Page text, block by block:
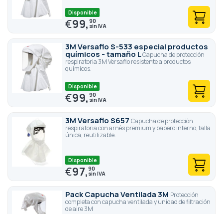
Disponible
€99,90
3M Versaflo S-533 especial productos
químicos - tamaño LCapucha de protección
respiratoria 3M Versaflo resistente a productos
químicos.
Disponible
€99,90
3M Versaflo S657 Capucha de protección
respiratoria con arnés premium y babero interno, talla
única, reutilizable.
Disponible
€97,90
Pack Capucha Ventilada 3M Protección
completa con capucha ventilada y unidad de filtración
de aire 3M